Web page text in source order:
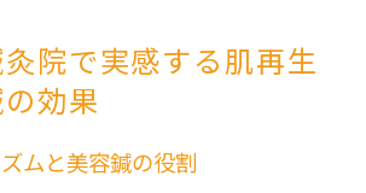
院で実感する肌再生
効果
ムと美容鍼の役割